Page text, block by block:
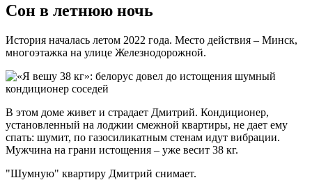
Сон в летнюю ночь
История началась летом 2022 года. Место действия – Минск,
многоэтажка на улице Железнодорожной.
В этом доме живет и страдает Дмитрий. Кондиционер,
установленный на лоджии смежной квартиры, не дает ему
спать: шумит, по газосиликатным стенам идут вибрации.
Мужчина на грани истощения – уже весит 38 кг.
"Шумную" квартиру Дмитрий снимает.